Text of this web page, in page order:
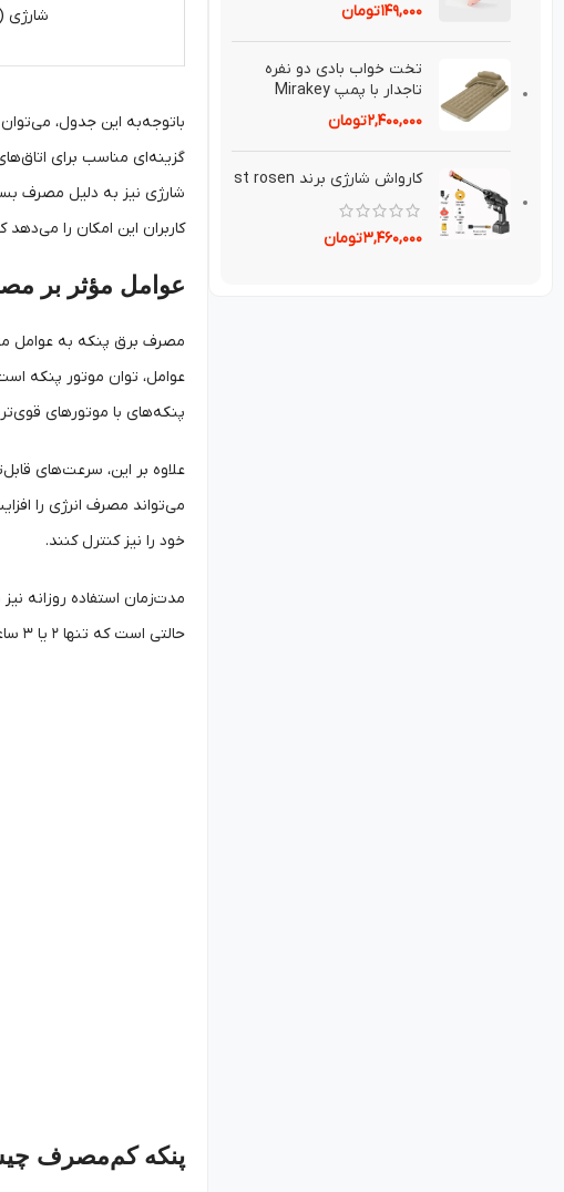
۱۴۹,۰۰۰تومان
تخت خواب بادی دو نفره
تاجدار با پمپ Mirakey
۲,۴۰۰,۰۰۰تومان
کارواش شارژی برند st rosen
۳,۴۶۰,۰۰۰تومان
شارژی (USB)
باتوجه‌به این جدول،
گزینه‌ای مناسب برای
شارژی نیز به دلیل مصرف
کاربران این امکان را
عوامل مؤثر بر
مصرف برق پنکه به عوامل
عوامل، توان موتور پنکه
پنکه‌های با موتورهای
علاوه بر این، سرعت‌های
می‌تواند مصرف انرژی را
خود را نیز کنترل کنند.
حالتی است که تنها ۲ یا ۳ ساعت در روز روشن باشد. در نتیجه، مدیریت زمان استفاده از پنکه نیز بخشی از استراتژی‌های کاهش مصرف برق به شمار می‌آید.
پنکه کم‌مصرف